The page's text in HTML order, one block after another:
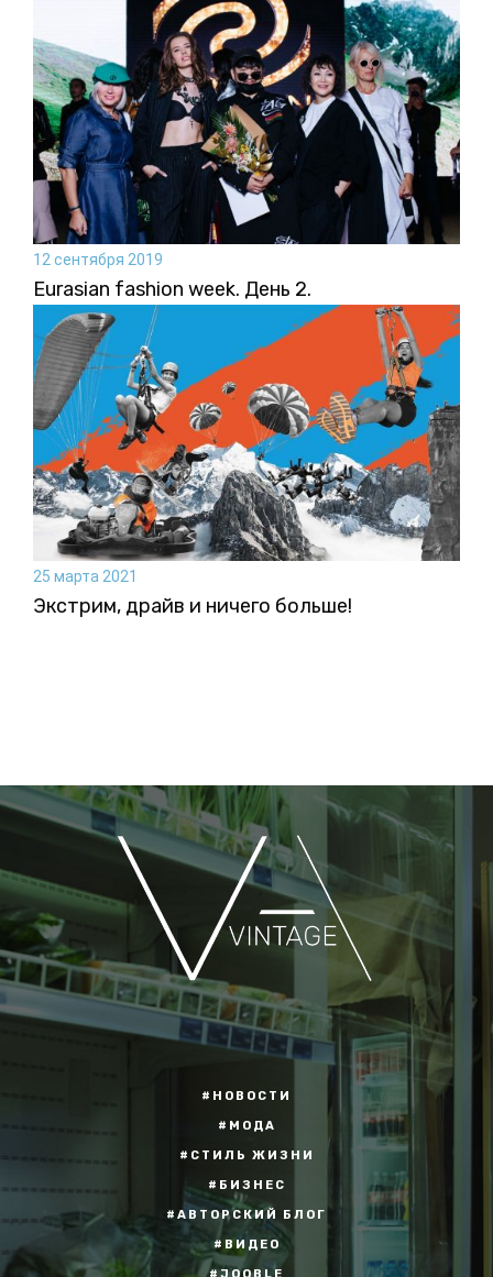
12 сентября 2019
Eurasian fashion week. День 2.
25 марта 2021
Экстрим, драйв и ничего больше!
#НОВОСТИ
#МОДА
#СТИЛЬ ЖИЗНИ
#БИЗНЕС
#АВТОРСКИЙ БЛОГ
#ВИДЕО
#JOOBLE